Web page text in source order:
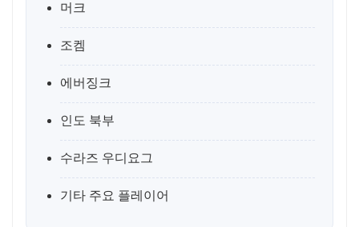
머크
조켐
에버징크
인도 북부
수라즈 우디요그
기타 주요 플레이어